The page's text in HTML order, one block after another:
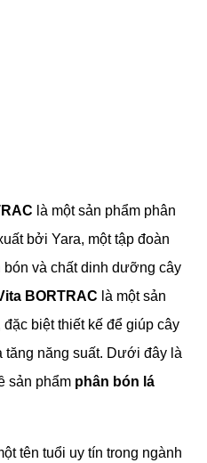
là một sản phẩm phân
bởi Yara, một tập đoàn
và chất dinh dưỡng cây
BORTRAC là một sản
biệt thiết kế để giúp cây
tăng năng suất. Dưới đây là
sản phẩm phân bón lá
tên tuổi uy tín trong ngành